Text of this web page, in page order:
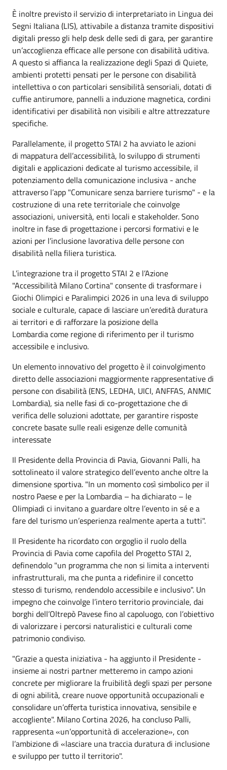
È inoltre previsto il servizio di interpretariato in Lingua dei
Segni Italiana (LIS), attivabile a distanza tramite dispositivi
digitali presso gli help desk delle sedi di gara, per garantire
un’accoglienza efficace alle persone con disabilità uditiva.
A questo si affianca la realizzazione degli Spazi di Quiete,
ambienti protetti pensati per le persone con disabilità
intellettiva o con particolari sensibilità sensoriali, dotati di
cuffie antirumore, pannelli a induzione magnetica, cordini
identificativi per disabilità non visibili e altre attrezzature
specifiche.
Parallelamente, il progetto STAI 2 ha avviato le azioni
di mappatura dell’accessibilità, lo sviluppo di strumenti
digitali e applicazioni dedicate al turismo accessibile, il
potenziamento della comunicazione inclusiva - anche
attraverso l’app "Comunicare senza barriere turismo" - e la
costruzione di una rete territoriale che coinvolge
associazioni, università, enti locali e stakeholder. Sono
inoltre in fase di progettazione i percorsi formativi e le
azioni per l’inclusione lavorativa delle persone con
disabilità nella filiera turistica.
L’integrazione tra il progetto STAI 2 e l’Azione
"Accessibilità Milano Cortina" consente di trasformare i
Giochi Olimpici e Paralimpici 2026 in una leva di sviluppo
sociale e culturale, capace di lasciare un’eredità duratura
ai territori e di rafforzare la posizione della
Lombardia come regione di riferimento per il turismo
accessibile e inclusivo.
Un elemento innovativo del progetto è il coinvolgimento
diretto delle associazioni maggiormente rappresentative di
persone con disabilità (ENS, LEDHA, UICI, ANFFAS, ANMIC
Lombardia), sia nelle fasi di co-progettazione che di
verifica delle soluzioni adottate, per garantire risposte
concrete basate sulle reali esigenze delle comunità
interessate
Il Presidente della Provincia di Pavia, Giovanni Palli, ha
sottolineato il valore strategico dell’evento anche oltre la
dimensione sportiva. "In un momento così simbolico per il
nostro Paese e per la Lombardia – ha dichiarato – le
Olimpiadi ci invitano a guardare oltre l’evento in sé e a
fare del turismo un’esperienza realmente aperta a tutti".
Il Presidente ha ricordato con orgoglio il ruolo della
Provincia di Pavia come capofila del Progetto STAI 2,
definendolo "un programma che non si limita a interventi
infrastrutturali, ma che punta a ridefinire il concetto
stesso di turismo, rendendolo accessibile e inclusivo". Un
impegno che coinvolge l’intero territorio provinciale, dai
borghi dell’Oltrepò Pavese fino al capoluogo, con l’obiettivo
di valorizzare i percorsi naturalistici e culturali come
patrimonio condiviso.
"Grazie a questa iniziativa - ha aggiunto il Presidente -
insieme ai nostri partner metteremo in campo azioni
concrete per migliorare la fruibilità degli spazi per persone
di ogni abilità, creare nuove opportunità occupazionali e
consolidare un’offerta turistica innovativa, sensibile e
accogliente". Milano Cortina 2026, ha concluso Palli,
rappresenta «un’opportunità di accelerazione», con
l’ambizione di «lasciare una traccia duratura di inclusione
e sviluppo per tutto il territorio".